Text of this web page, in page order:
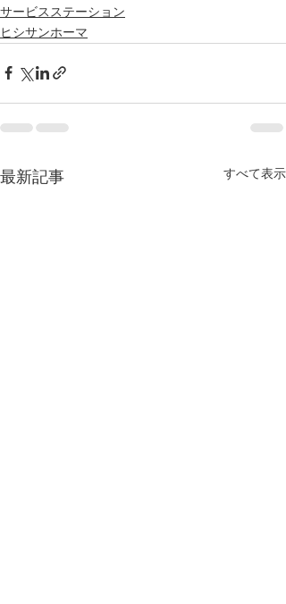
サービスステーション
ヒシサンホーマ
最新記事 すべて表示